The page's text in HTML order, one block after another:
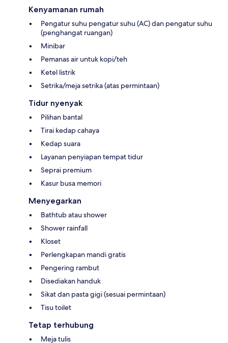
Kenyamanan rumah
Pengatur suhu pengatur suhu (AC) dan pengatur suhu
(penghangat ruangan)
Minibar
Pemanas air untuk kopi/teh
Ketel listrik
Setrika/meja setrika (atas permintaan)
Tidur nyenyak
Pilihan bantal
Tirai kedap cahaya
Kedap suara
Layanan penyiapan tempat tidur
Seprai premium
Kasur busa memori
Menyegarkan
Bathtub atau shower
Shower rainfall
Kloset
Perlengkapan mandi gratis
Pengering rambut
Disediakan handuk
Sikat dan pasta gigi (sesuai permintaan)
Tisu toilet
Tetap terhubung
Meja tulis